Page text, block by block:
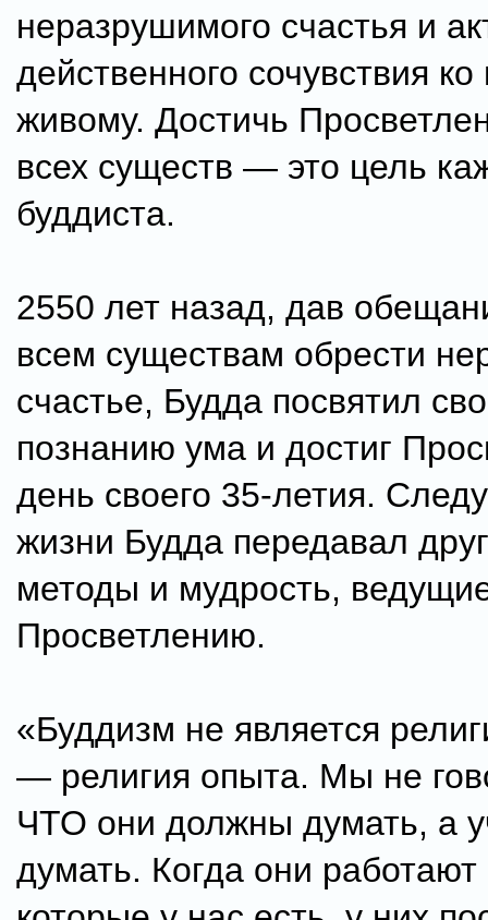
неразрушимого счастья и
действенного сочувствия
живому. Достичь
всех существ — это цель
буддиста.
2550 лет назад, дав
всем существам обрести
счастье, Будда посвятил
познанию ума и достиг
день своего 35-летия.
жизни Будда передавал
методы и мудрость,
Просветлению.
«Буддизм не является
— религия опыта. Мы не
ЧТО они должны думать, а
думать. Когда они